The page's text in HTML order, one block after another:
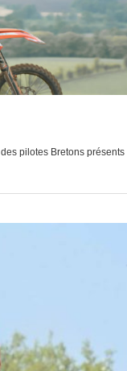
pilotes Bretons présents